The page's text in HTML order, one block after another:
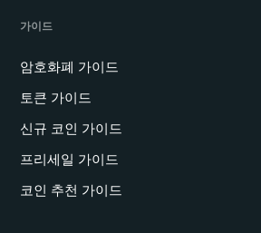
가이드
암호화폐 가이드
토큰 가이드
신규 코인 가이드
프리세일 가이드
코인 추천 가이드